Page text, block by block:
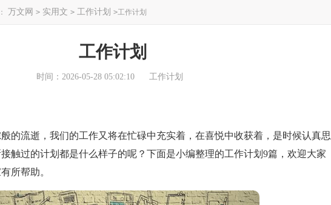
万文网 > 实用文 > 工作计划 >工作计划
工作计划
时间：2026-05-28 05:02:10 工作计划
流逝，我们的工作又将在忙碌中充实着，在喜悦中收获着，是时候认真思
触过的计划都是什么样子的呢？下面是小编整理的工作计划9篇，欢迎大家
所帮助。